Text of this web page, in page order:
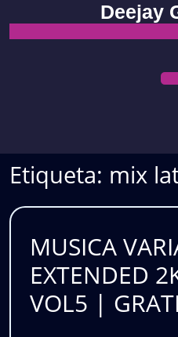
content
Deejay
Etiqueta: mix
MUSICA
EXTENDED
VOL5 |